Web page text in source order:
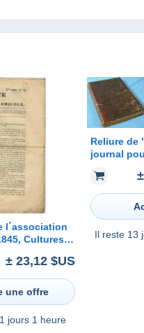
l´association
Cultures
le
Guano, Baron
± 23,12 $US
une offre
jours 1 heure
Reliure de "Le petit
journal
DORÉ,
Riou, etc.
Il reste 13